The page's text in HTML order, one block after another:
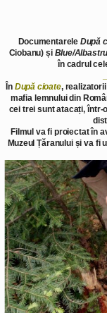
Documentarele După
Ciobanu) și Blue/Albastru
în cadrul
În După cioate,
mafia lemnului din
cei trei sunt atacați, într-
Filmul va fi proiectat în
Muzeul Țăranuluiși va fi